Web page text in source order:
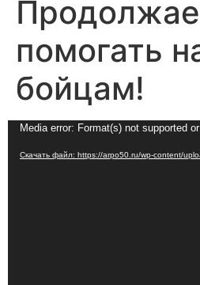
помогать
бойцам!
Media error: Format(s) not supported
Скачать файл: https://arpo50.ru/wp-content/